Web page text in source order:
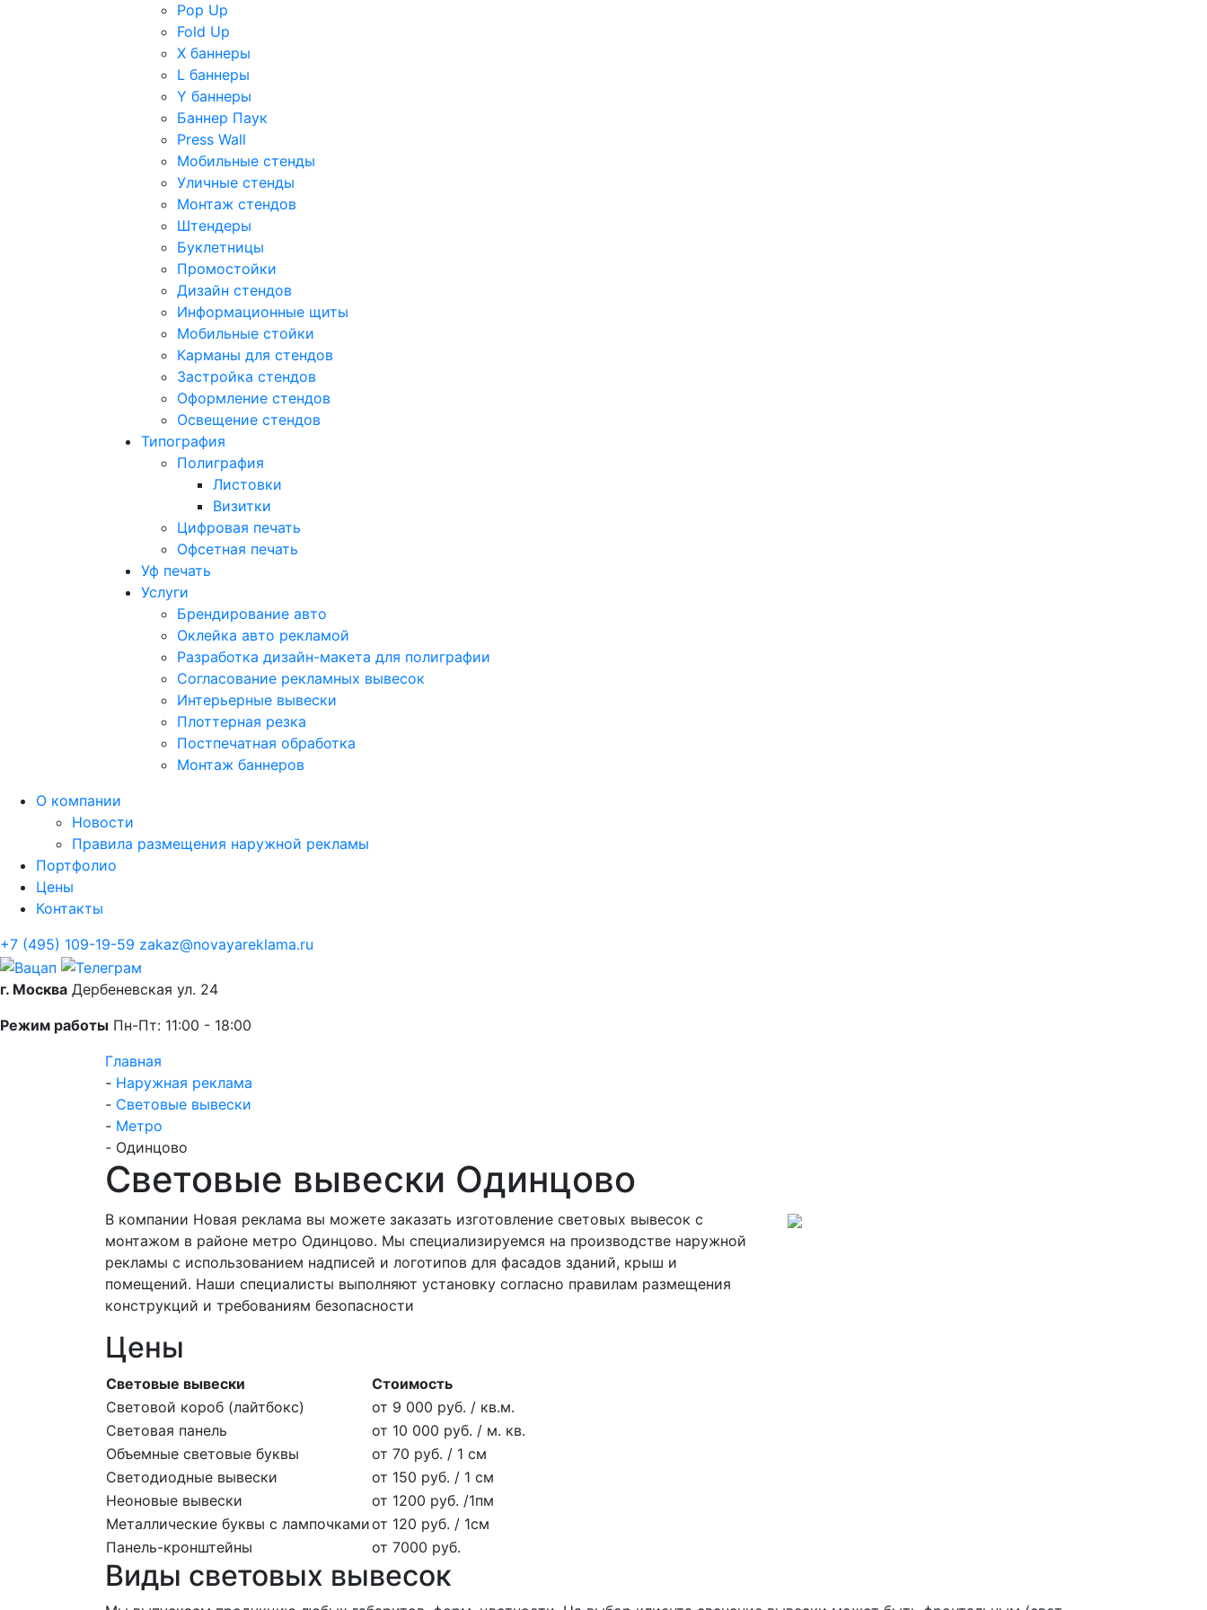
Pop Up
Fold Up
Х баннеры
L баннеры
Y баннеры
Баннер Паук
Press Wall
Мобильные стенды
Уличные стенды
Монтаж стендов
Штендеры
Буклетницы
Промостойки
Дизайн стендов
Информационные щиты
Мобильные стойки
Карманы для стендов
Застройка стендов
Оформление стендов
Освещение стендов
Типография
Полиграфия
Листовки
Визитки
Цифровая печать
Офсетная печать
Уф печать
Услуги
Брендирование авто
Оклейка авто рекламой
Разработка дизайн-макета для полиграфии
Согласование рекламных вывесок
Интерьерные вывески
Плоттерная резка
Постпечатная обработка
Монтаж баннеров
О компании
Новости
Правила размещения наружной рекламы
Портфолио
Цены
Контакты
+7 (495) 109-19-59 zakaz@novayareklama.ru
г. Москва Дербеневская ул. 24
Режим работы Пн-Пт: 11:00 - 18:00
Главная
- Наружная реклама
- Световые вывески
- Метро
- Одинцово
Световые вывески Одинцово
В компании Новая реклама вы можете заказать изготовление световых вывесок с
монтажом в районе метро Одинцово. Мы специализируемся на производстве наружной
рекламы с использованием надписей и логотипов для фасадов зданий, крыш и
помещений. Наши специалисты выполняют установку согласно правилам размещения
конструкций и требованиям безопасности
Цены
Световые вывески
Стоимость
Световой короб (лайтбокс)
от 9 000 руб. / кв.м.
Световая панель
от 10 000 руб. / м. кв.
Объемные световые буквы
от 70 руб. / 1 см
Светодиодные вывески
от 150 руб. / 1 см
Неоновые вывески
от 1200 руб. /1пм
Металлические буквы с лампочкамиот 120 руб. / 1см
Панель-кронштейны
от 7000 руб.
Виды световых вывесок